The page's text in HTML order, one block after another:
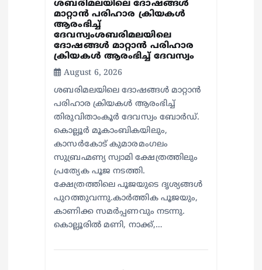
ശബരിമലയിലെ ദോഷങ്ങൾ
മാറ്റാൻ പരിഹാര ക്രിയകൾ
ആരംഭിച്ച്
ദേവസ്വംശബരിമലയിലെ
ദോഷങ്ങൾ മാറ്റാൻ പരിഹാര
ക്രിയകൾ ആരംഭിച്ച് ദേവസ്വം
August 6, 2026
ശബരിമലയിലെ ദോഷങ്ങൾ മാറ്റാൻ
പരിഹാര ക്രിയകൾ ആരംഭിച്ച്
തിരുവിതാംകൂർ ദേവസ്വം ബോർഡ്.
കൊല്ലൂർ മൂകാംബികയിലും,
കാസർകോട് കുമാരമംഗലം
സുബ്രഹ്മണ്യ സ്വാമി ക്ഷേത്രത്തിലും
പ്രത്യേക പൂജ നടത്തി.
ക്ഷേത്രത്തിലെ പൂജയുടെ ദൃശ്യങ്ങൾ
പുറത്തുവന്നു.കാർത്തിക പൂജയും,
കാണിക്ക സമർപ്പണവും നടന്നു.
കൊല്ലൂരിൽ മണി, നാക്ക്,…